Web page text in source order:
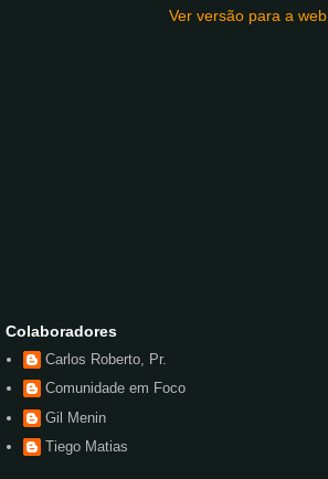
Ver versão para a web
Colaboradores
Carlos Roberto, Pr.
Comunidade em Foco
Gil Menin
Tiego Matias